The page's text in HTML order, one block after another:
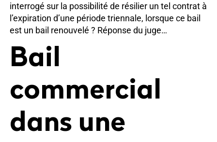
interrogé sur la possibilité de résilier un tel contrat à
l’expiration d’une période triennale, lorsque ce bail
est un bail renouvelé ? Réponse du juge…
Bail
commercial
dans une